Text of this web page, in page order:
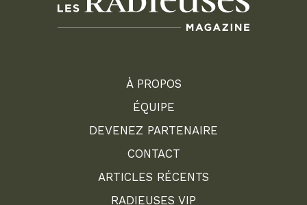
À PROPOS
ÉQUIPE
DEVENEZ PARTENAIRE
CONTACT
ARTICLES RÉCENTS
RADIEUSES VIP